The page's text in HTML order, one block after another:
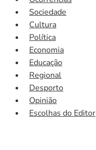
Sociedade
Cultura
Política
Economia
Educação
Regional
Desporto
Opinião
Escolhas do Editor